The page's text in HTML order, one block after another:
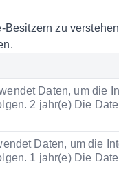
zu
Daten, um die
2 jahr(e) Die
Daten, um die
1 jahr(e) Die